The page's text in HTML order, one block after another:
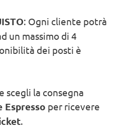
: Ogni cliente potrà
un massimo di 4
dei posti è
scegli la consegna
Espresso per ricevere
.